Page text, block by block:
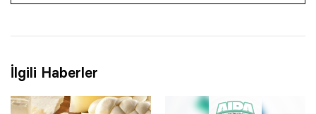
İlgili Haberler